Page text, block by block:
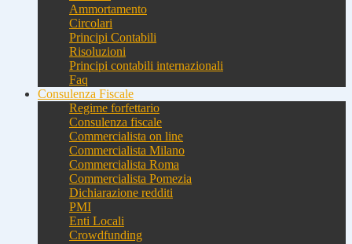
Ammortamento
Circolari
Principi Contabili
Risoluzioni
Principi contabili internazionali
Faq
Consulenza Fiscale
Regime forfettario
Consulenza fiscale
Commercialista on line
Commercialista Milano
Commercialista Roma
Commercialista Pomezia
Dichiarazione redditi
PMI
Enti Locali
Crowdfunding